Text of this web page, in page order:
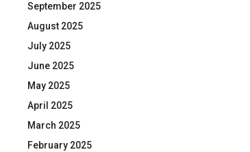
September 2025
August 2025
July 2025
June 2025
May 2025
April 2025
March 2025
February 2025